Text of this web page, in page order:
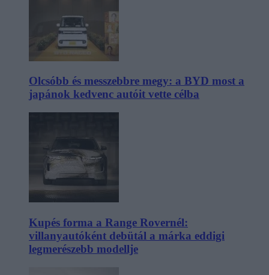
Olcsóbb és messzebbre megy: a BYD most a
japánok kedvenc autóit vette célba
Kupés forma a Range Rovernél:
villanyautóként debütál a márka eddigi
legmerészebb modellje